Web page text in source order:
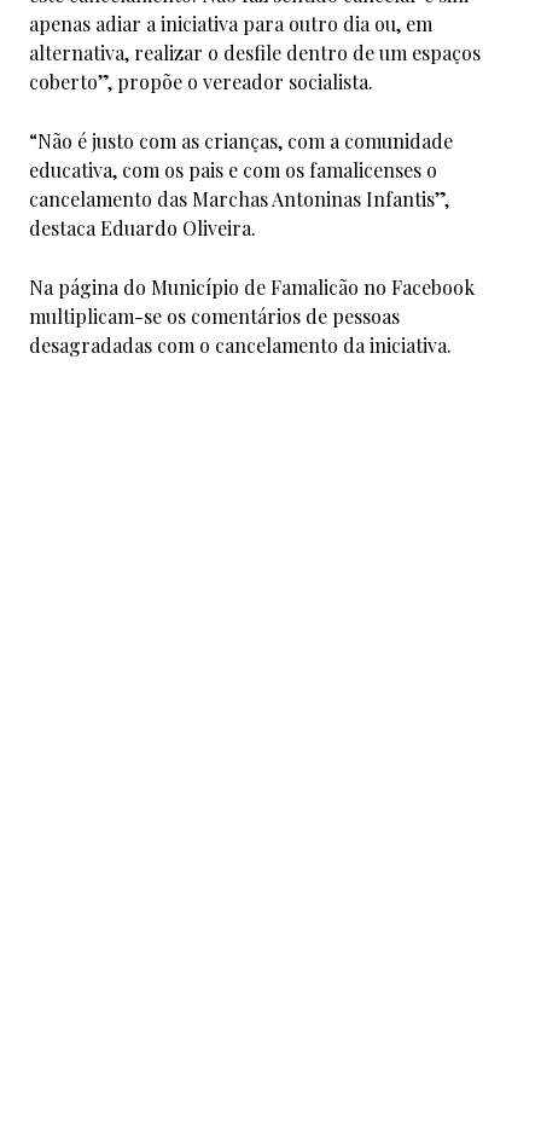
apenas adiar a iniciativa para outro dia ou, em
alternativa, realizar o desfile dentro de um espaços
coberto”, propõe o vereador socialista.
“Não é justo com as crianças, com a comunidade
educativa, com os pais e com os famalicenses o
cancelamento das Marchas Antoninas Infantis”,
destaca Eduardo Oliveira.
Na página do Município de Famalicão no Facebook
multiplicam-se os comentários de pessoas
desagradadas com o cancelamento da iniciativa.